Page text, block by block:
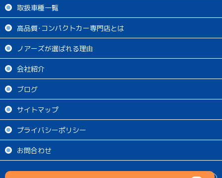
取扱車種一覧
高品質･コンパクトカー専門店とは
ノアーズが選ばれる理由
会社紹介
ブログ
サイトマップ
プライバシーポリシー
お問合わせ